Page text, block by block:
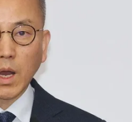
tăng tốc, hướng tới
2026